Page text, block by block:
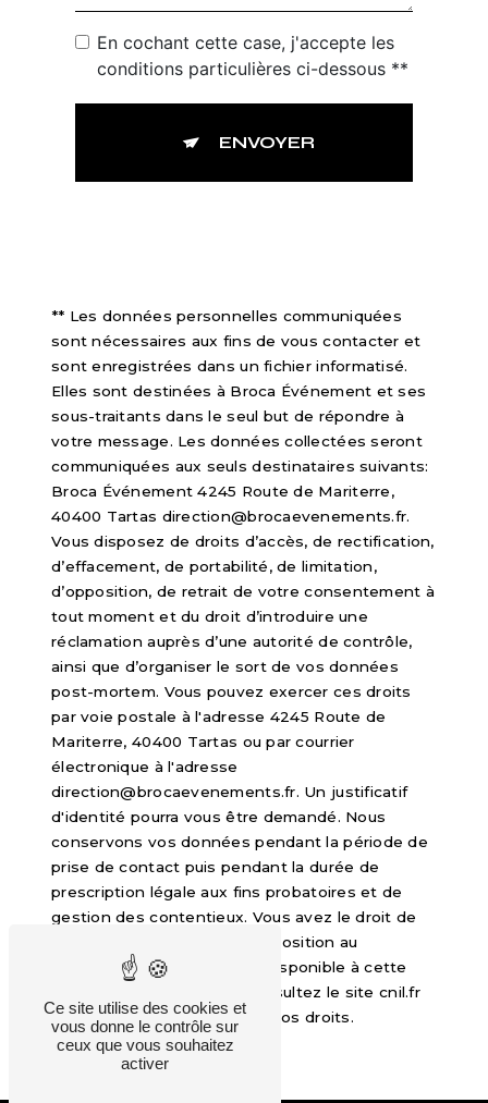
En cochant cette case, j'accepte les
conditions particulières ci-dessous **
ENVOYER
** Les données personnelles communiquées
sont nécessaires aux fins de vous contacter et
sont enregistrées dans un fichier informatisé.
Elles sont destinées à Broca Événement et ses
sous-traitants dans le seul but de répondre à
votre message. Les données collectées seront
communiquées aux seuls destinataires suivants:
Broca Événement 4245 Route de Mariterre,
40400 Tartas direction@brocaevenements.fr.
Vous disposez de droits d’accès, de rectification,
d’effacement, de portabilité, de limitation,
d’opposition, de retrait de votre consentement à
tout moment et du droit d’introduire une
réclamation auprès d’une autorité de contrôle,
ainsi que d’organiser le sort de vos données
post-mortem. Vous pouvez exercer ces droits
par voie postale à l'adresse 4245 Route de
Mariterre, 40400 Tartas ou par courrier
électronique à l'adresse
direction@brocaevenements.fr. Un justificatif
d'identité pourra vous être demandé. Nous
conservons vos données pendant la période de
prise de contact puis pendant la durée de
prescription légale aux fins probatoires et de
gestion des contentieux. Vous avez le droit de
vous inscrire sur la liste d'opposition au
démarchage téléphonique, disponible à cette
. Consultez le site cnil.fr
pour plus d’informations sur vos droits.
Ce site utilise des cookies et
vous donne le contrôle sur
ceux que vous souhaitez
activer